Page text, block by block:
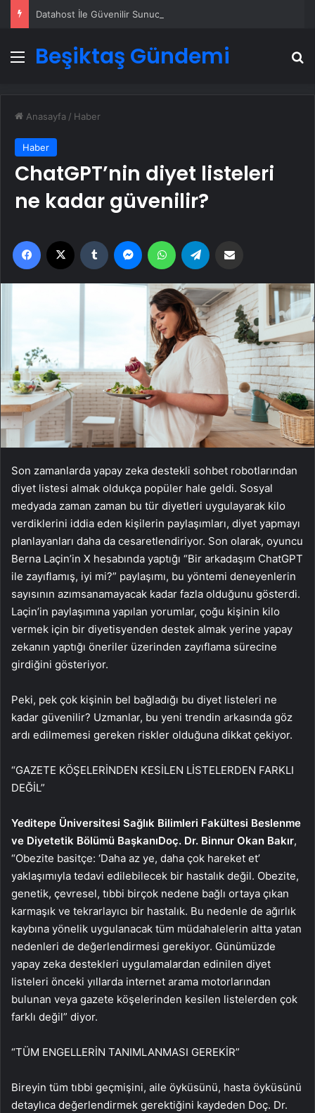
Datahost İle Güvenilir Sunucu Hizmetleri
Menü
Beşiktaş Gündemi
Anasayfa / Haber
Haber
ChatGPT’nin diyet listeleri
ne kadar güvenilir?
Facebook Tumblr MessengerWhatsApp
Son zamanlarda yapay zeka destekli sohbet robotlarından
diyet listesi almak oldukça popüler hale geldi. Sosyal
medyada zaman zaman bu tür diyetleri uygulayarak kilo
verdiklerini iddia eden kişilerin paylaşımları, diyet yapmayı
planlayanları daha da cesaretlendiriyor. Son olarak, oyuncu
Berna Laçin’in X hesabında yaptığı “Bir arkadaşım ChatGPT
ile zayıflamış, iyi mi?” paylaşımı, bu yöntemi deneyenlerin
sayısının azımsanamayacak kadar fazla olduğunu gösterdi.
Laçin’in paylaşımına yapılan yorumlar, çoğu kişinin kilo
vermek için bir diyetisyenden destek almak yerine yapay
zekanın yaptığı öneriler üzerinden zayıflama sürecine
girdiğini gösteriyor.
Peki, pek çok kişinin bel bağladığı bu diyet listeleri ne
kadar güvenilir? Uzmanlar, bu yeni trendin arkasında göz
ardı edilmemesi gereken riskler olduğuna dikkat çekiyor.
“GAZETE KÖŞELERİNDEN KESİLEN LİSTELERDEN FARKLI
DEĞİL”
Yeditepe Üniversitesi Sağlık Bilimleri Fakültesi Beslenme
ve Diyetetik Bölümü BaşkanıDoç. Dr. Binnur Okan Bakır,
“Obezite basitçe: ‘Daha az ye, daha çok hareket et’
yaklaşımıyla tedavi edilebilecek bir hastalık değil. Obezite,
genetik, çevresel, tıbbi birçok nedene bağlı ortaya çıkan
karmaşık ve tekrarlayıcı bir hastalık. Bu nedenle de ağırlık
kaybına yönelik uygulanacak tüm müdahalelerin altta yatan
nedenleri de değerlendirmesi gerekiyor. Günümüzde
yapay zeka destekleri uygulamalardan edinilen diyet
listeleri önceki yıllarda internet arama motorlarından
bulunan veya gazete köşelerinden kesilen listelerden çok
farklı değil” diyor.
“TÜM ENGELLERİN TANIMLANMASI GEREKİR”
Bireyin tüm tıbbi geçmişini, aile öyküsünü, hasta öyküsünü
detaylıca değerlendirmek gerektiğini kaydeden Doç. Dr.